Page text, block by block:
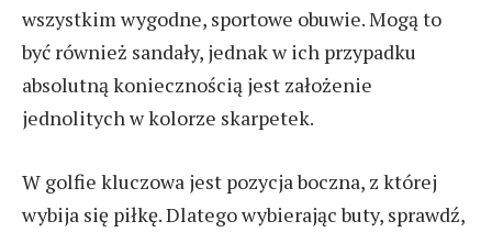
wszystkim wygodne, sportowe obuwie. Mogą to
być również sandały, jednak w ich przypadku
absolutną koniecznością jest założenie
jednolitych w kolorze skarpetek.
W golfie kluczowa jest pozycja boczna, z której
wybija się piłkę. Dlatego wybierając buty, sprawdź,